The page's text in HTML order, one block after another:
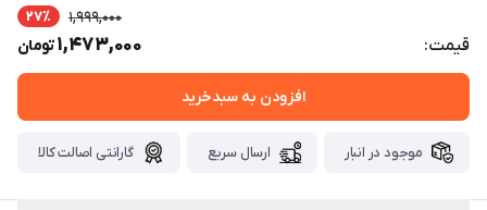
قیمت:
1,999,000 27٪
1,473,000تومان
افزودن به سبدخرید
موجود در انبار ارسال سریع گارانتی اصالت کالا